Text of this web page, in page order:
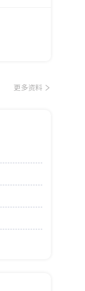
更多资料